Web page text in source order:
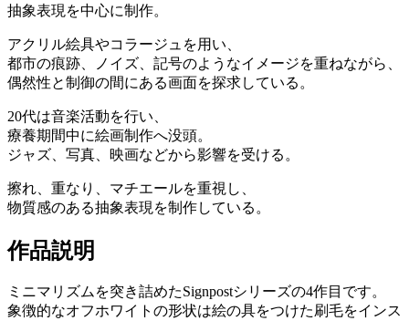
抽象表現を中心に制作。
アクリル絵具やコラージュを用い、
都市の痕跡、ノイズ、記号のようなイメージを重ねながら、
偶然性と制御の間にある画面を探求している。
20代は音楽活動を行い、
療養期間中に絵画制作へ没頭。
ジャズ、写真、映画などから影響を受ける。
擦れ、重なり、マチエールを重視し、
物質感のある抽象表現を制作している。
作品説明
ミニマリズムを突き詰めたSignpostシリーズの4作目です。
象徴的なオフホワイトの形状は絵の具をつけた刷毛をインス